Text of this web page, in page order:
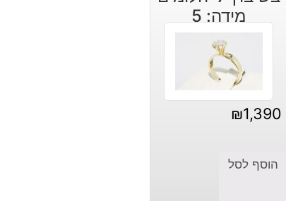
מידה: 5
₪1,390
הוסף לסל